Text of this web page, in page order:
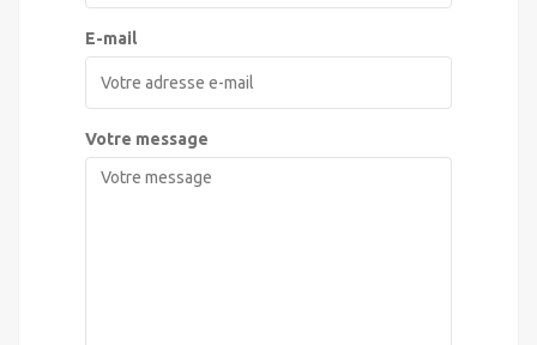
E-mail
Votre message